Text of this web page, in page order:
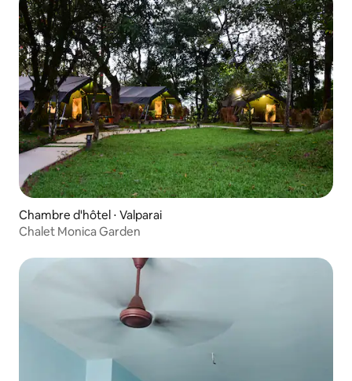
Chambre d'hôtel ⋅ Valparai
Chalet Monica Garden